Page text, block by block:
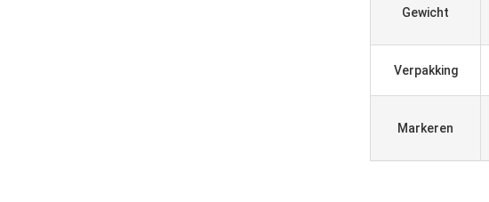
Gewicht
Verpakking
Markeren